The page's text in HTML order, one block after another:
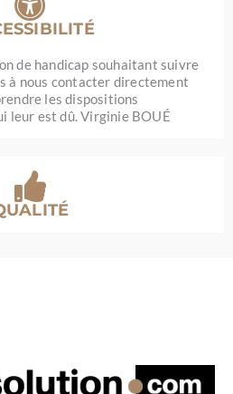
de handicap souhaitant suivre
à nous contacter directement
les dispositions
leur est dû. Virginie BOUÉ